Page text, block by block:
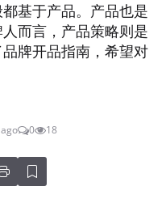
基于产品。产品也是
而言，产品策略则是
牌开品指南，希望对
0 18